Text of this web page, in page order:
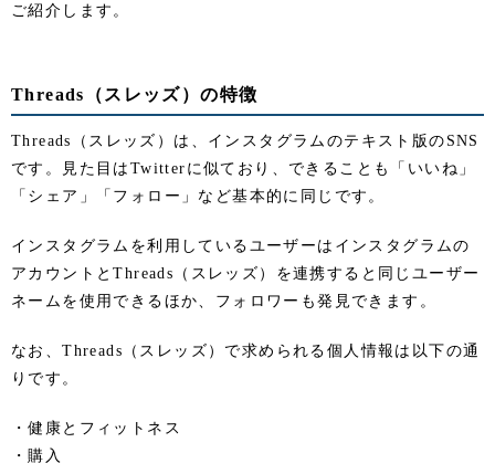
ご紹介します。
Threads（スレッズ）の特徴
Threads（スレッズ）は、インスタグラムのテキスト版のSNS
です。見た目はTwitterに似ており、できることも「いいね」
「シェア」「フォロー」など基本的に同じです。
インスタグラムを利用しているユーザーはインスタグラムの
アカウントとThreads（スレッズ）を連携すると同じユーザー
ネームを使用できるほか、フォロワーも発見できます。
なお、Threads（スレッズ）で求められる個人情報は以下の通
りです。
・健康とフィットネス
・購入